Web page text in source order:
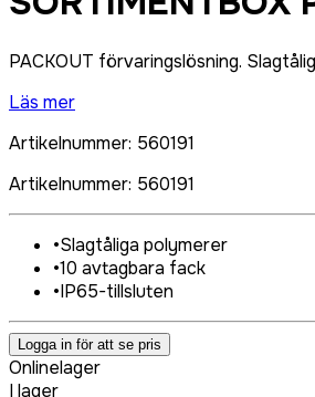
PACKOUT förvaringslösning.
Läs mer
Artikelnummer: 560191
Artikelnummer: 560191
•Slagtåliga polymerer
•10 avtagbara fack
•IP65-tillsluten
Logga in för att se pris
Onlinelager
I lager